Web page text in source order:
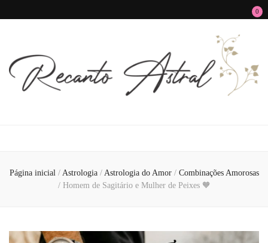
0
Página inicial / Astrologia / Astrologia do Amor / Combinações Amorosas
/ Homem de Sagitário e Mulher de Peixes 🧡